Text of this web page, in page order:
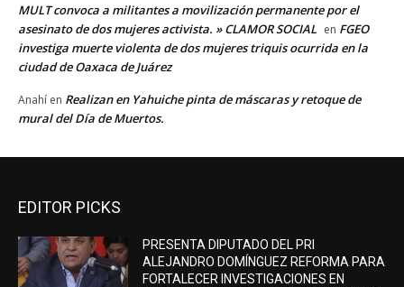
MULT convoca a militantes a movilización permanente por el
asesinato de dos mujeres activista. » CLAMOR SOCIAL en FGEO
investiga muerte violenta de dos mujeres triquis ocurrida en la
ciudad de Oaxaca de Juárez
Anahí en Realizan en Yahuiche pinta de máscaras y retoque de
mural del Día de Muertos.
EDITOR PICKS
PRESENTA DIPUTADO DEL PRI
ALEJANDRO DOMÍNGUEZ REFORMA PARA
FORTALECER INVESTIGACIONES EN